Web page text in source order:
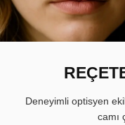
Deneyimli optisyen
camı